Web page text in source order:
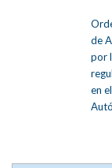
de
por
en